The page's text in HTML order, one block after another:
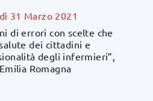
31 Marzo 2021
di errori con scelte che
dei cittadini e
degli infermieri”,
Romagna